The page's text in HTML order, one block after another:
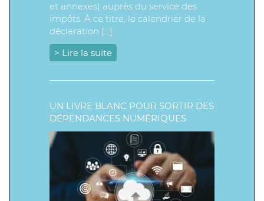
et annexes) auprès du service des
impôts. À ce titre, le calendrier de la
déclaration […]
> Lire la suite
UN LIVRE BLANC POUR SORTIR DES
DÉPENDANCES NUMÉRIQUES